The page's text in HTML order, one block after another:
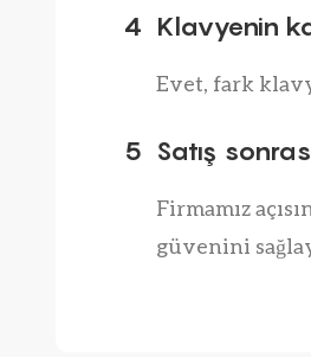
4 Klavyenin
Evet, fark
5 Satış
Firmamız
güvenini